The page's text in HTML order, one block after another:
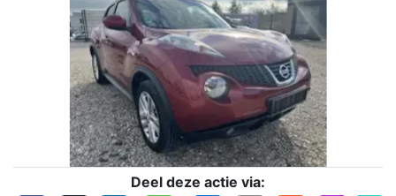
Deel deze actie via: